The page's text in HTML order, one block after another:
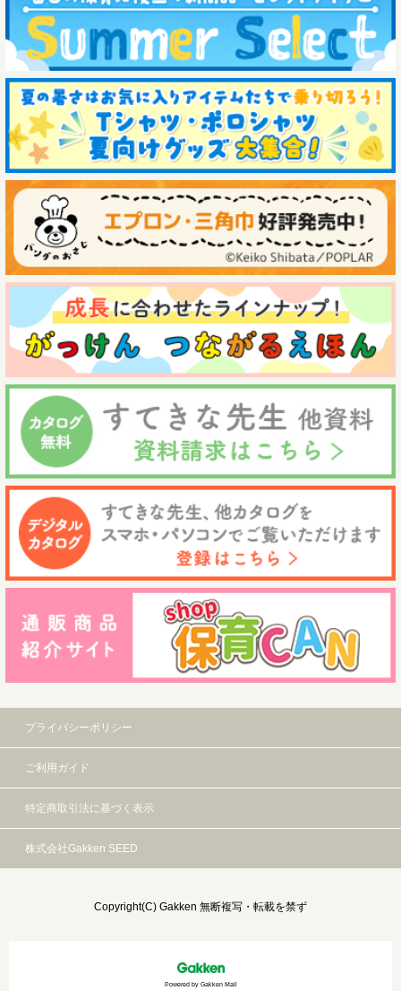
プライバシーポリシー
ご利用ガイド
特定商取引法に基づく表示
株式会社Gakken SEED
Copyright(C) Gakken 無断複写・転載を禁ず
Powered by Gakken Mall